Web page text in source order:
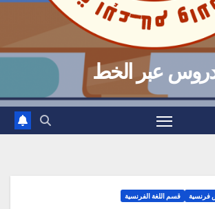
عبر الخط
فرنسية قسم اللغة الفرنسية